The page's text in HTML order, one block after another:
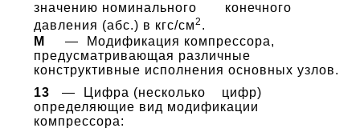
значению номинального конечного
давления (абс.) в кгс/см2 .
М — Модификация компрессора,
предусматривающая различные
конструктивные исполнения основных узлов.
13 — Цифра (несколько цифр)
определяющие вид модификации
компрессора: